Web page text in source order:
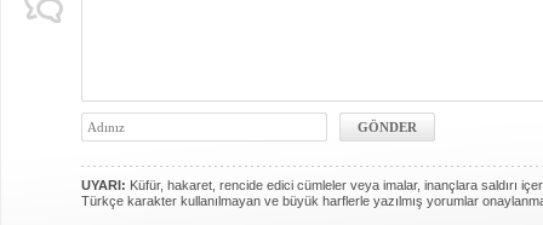
UYARI: Küfür, hakaret, rencide edici cümleler veya imalar, inançlara saldırı
Türkçe karakter kullanılmayan ve büyük harflerle yazılmış yorumlar